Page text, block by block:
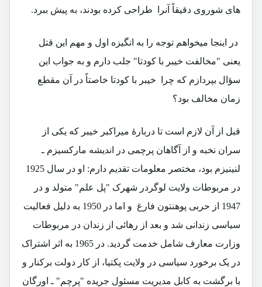
های شوروی دقیقاً آنرا طراحی کرده بودند، به پیش ببرد.
در اینجا میخواهم توجه را به انگیزه اول و مهم این قتل
یعنی "مخالفت خیبر با کودتا" جلب دارم و به جواب این
سؤال بپردازم که چرا خیبر با کودتا خاصتاً در آن مقطع
زمان مخالف بود؟
قبل از آن لازم است تا دربارۀ میراکبر خیبر که یکی از
سران نخبه و از آگاهان پرچمی در اندیشه مارکسیزم ـ
لنینیزم بود، مختصر معلومات تقدیم دارم: او در سال 1925
در مربوطات ولایت لوگردر شهرک "پل علم" متولد و در
1947 از حربی پوهنتون فارغ و اما در 1950 به دلیل فعالیت
سیاسی زندانی شد و بعد از رهائی از زندان در مربوطات
وزارت معارف شامل خدمت گردید. در 1965 به اثر اشتراک
در یک برخورد سیاسی در ولایت پکتیا، از کار دولت برکنار و
با برگشت به کابل مدیریت مسئول جریده "پرچم" ـ اورگان